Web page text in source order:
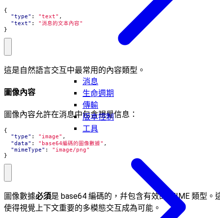
消息
生命週期
傳輸
版本控制
工具
{
"type" : "text" ,
"text" :
"消息的文本內容"
}
這是自然語言交互中最常用的內容類型。
圖像內容
圖像內容允許在消息中包含視覺信息：
{
"type" : "image" ,
"data" : "base64編碼的圖像數據" ,
"mimeType" :
"image/png"
}
圖像數據必須是 base64 編碼的，幷包含有效的 MIME 類型。
使得視覺上下文重要的多模態交互成為可能。